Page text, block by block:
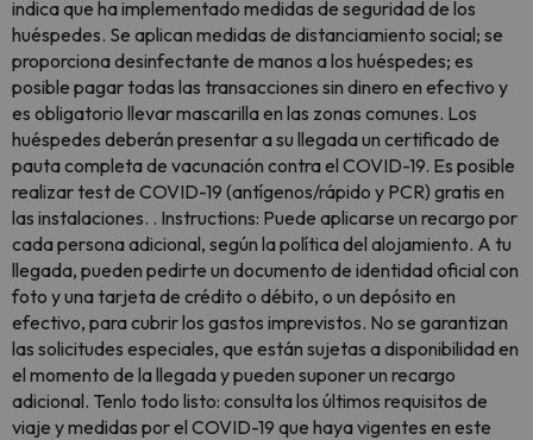
indica que ha implementado medidas de seguridad de los
huéspedes. Se aplican medidas de distanciamiento social; se
proporciona desinfectante de manos a los huéspedes; es
posible pagar todas las transacciones sin dinero en efectivo y
es obligatorio llevar mascarilla en las zonas comunes. Los
huéspedes deberán presentar a su llegada un certificado de
pauta completa de vacunación contra el COVID-19. Es posible
realizar test de COVID-19 (antígenos/rápido y PCR) gratis en
las instalaciones. . Instructions: Puede aplicarse un recargo por
cada persona adicional, según la política del alojamiento. A tu
llegada, pueden pedirte un documento de identidad oficial con
foto y una tarjeta de crédito o débito, o un depósito en
efectivo, para cubrir los gastos imprevistos. No se garantizan
las solicitudes especiales, que están sujetas a disponibilidad en
el momento de la llegada y pueden suponer un recargo
adicional. Tenlo todo listo: consulta los últimos requisitos de
viaje y medidas por el COVID-19 que haya vigentes en este